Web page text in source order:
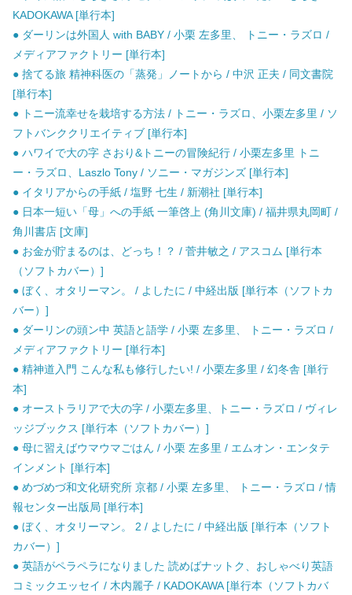
KADOKAWA [単行本]
● ダーリンは外国人 with BABY / 小栗 左多里、 トニー・ラズロ /
メディアファクトリー [単行本]
● 捨てる旅 精神科医の「蒸発」ノートから / 中沢 正夫 / 同文書院
[単行本]
● トニー流幸せを栽培する方法 / トニー・ラズロ、小栗左多里 / ソ
フトバンククリエイティブ [単行本]
● ハワイで大の字 さおり&トニーの冒険紀行 / 小栗左多里 トニ
ー・ラズロ、Laszlo Tony / ソニー・マガジンズ [単行本]
● イタリアからの手紙 / 塩野 七生 / 新潮社 [単行本]
● 日本一短い「母」への手紙 一筆啓上 (角川文庫) / 福井県丸岡町 /
角川書店 [文庫]
● お金が貯まるのは、どっち！？ / 菅井敏之 / アスコム [単行本
（ソフトカバー）]
● ぼく、オタリーマン。 / よしたに / 中経出版 [単行本（ソフトカ
バー）]
● ダーリンの頭ン中 英語と語学 / 小栗 左多里、 トニー・ラズロ /
メディアファクトリー [単行本]
● 精神道入門 こんな私も修行したい! / 小栗左多里 / 幻冬舎 [単行
本]
● オーストラリアで大の字 / 小栗左多里、トニー・ラズロ / ヴィレ
ッジブックス [単行本（ソフトカバー）]
● 母に習えばウマウマごはん / 小栗 左多里 / エムオン・エンタテ
インメント [単行本]
● めづめづ和文化研究所 京都 / 小栗 左多里、 トニー・ラズロ / 情
報センター出版局 [単行本]
● ぼく、オタリーマン。 2 / よしたに / 中経出版 [単行本（ソフト
カバー）]
● 英語がペラペラになりました 読めばナットク、おしゃべり英語
コミックエッセイ / 木内麗子 / KADOKAWA [単行本（ソフトカバ